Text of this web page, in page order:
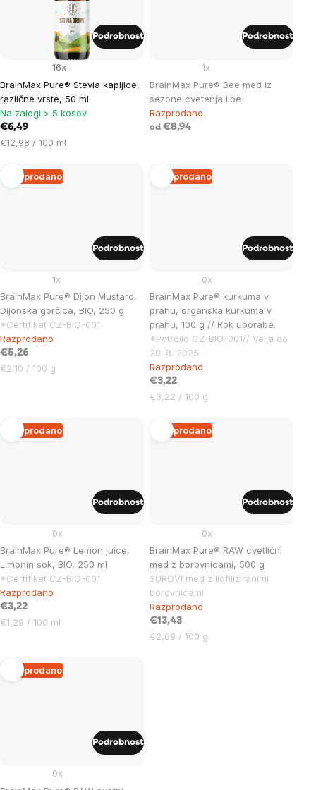
BrainMax Pure® Stevia kapljice,
različne vrste, 50 ml
16x
Na zalogi > 5 kosov
€6,49
Cena
enoto:
€12,98 / 100 ml
Podrobnost
BrainMax Pure® Bee med iz
sezone cvetenja lipe
1x
Razprodano
od €8,94
Podrobnost
Razprodano
BrainMax Pure® Dijon Mustard,
Dijonska gorčica, BIO, 250 g
*Certifikat CZ-BIO-001
1x
Razprodano
€5,26
Cena
€2,10 / 100 g
Podrobnost
Razprodano
BrainMax Pure® kurkuma v
prahu, organska kurkuma v
prahu, 100 g // Rok uporabe.
*Potrdilo CZ-BIO-001// Velja do
20. 8. 2025
0x
Razprodano
€3,22
Cena
enoto:
€3,22 / 100 g
Podrobnost
Razprodano
BrainMax Pure® Lemon juice,
Limonin sok, BIO, 250 ml
*Certifikat CZ-BIO-001
0x
Razprodano
€3,22
Cena
€1,29 / 100 ml
Podrobnost
Razprodano
BrainMax Pure® RAW cvetlični
med z borovnicami, 500 g
SUROVI med z liofiliziranimi
borovnicami
0x
Razprodano
€13,43
Cena
€2,69 / 100 g
Podrobnost
Razprodano
0x
Podrobnost